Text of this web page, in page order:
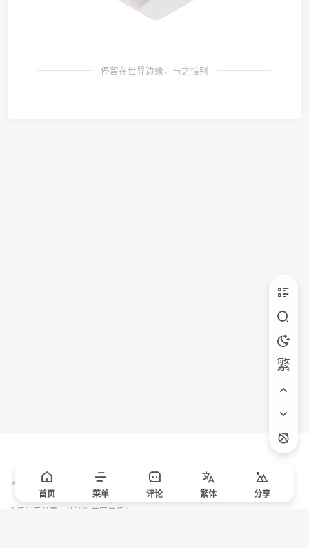
停留在世界边缘，与之惜别
繁
首页 菜单 评论 繁体 分享
价值源于分享，让我们共同进步！